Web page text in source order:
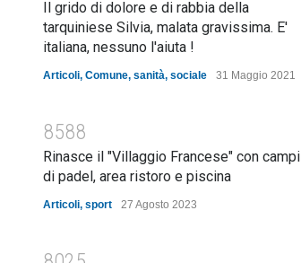
Il grido di dolore e di rabbia della
tarquiniese Silvia, malata gravissima. E'
italiana, nessuno l'aiuta !
Articoli, Comune, sanità, sociale 31 Maggio 2021
8588
Rinasce il "Villaggio Francese" con campi
di padel, area ristoro e piscina
Articoli, sport 27 Agosto 2023